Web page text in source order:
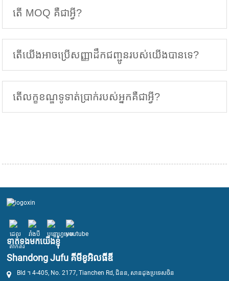
តើ MOQ គឺជាអ្វី?
តើយើងអាចប្រើសញ្ញាដឹកជញ្ជូនរបស់យើងបានទេ?
តើលក្ខខណ្ឌទូទាត់ប្រាក់របស់អ្នកគឺជាអ្វី?
ទាក់ទងមកយើងខ្ញុំ
Shandong Jufu គីមីខូអិលធីឌី
Bld ។ 4-405, No. 2177, Tianchen Rd, ជិនន, សានដុងប្រទេសចិន